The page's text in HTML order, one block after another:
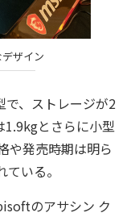
ザイン
、ストレージが2
とさらに小型
や発売時期は明ら
いる。
のアサシン ク